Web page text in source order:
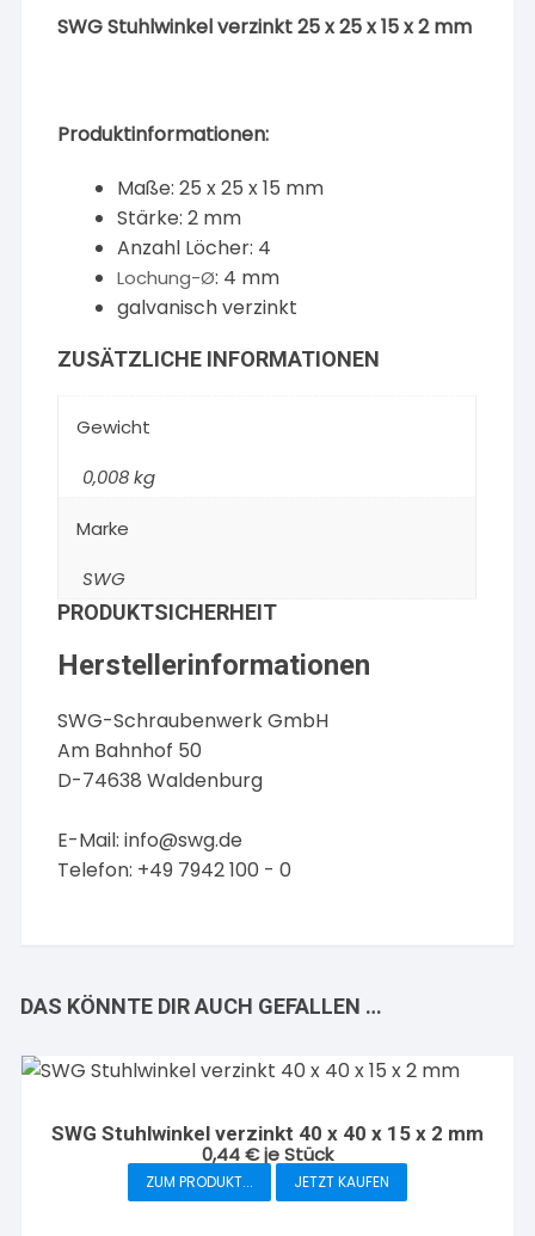
SWG Stuhlwinkel verzinkt 25 x 25 x 15 x 2 mm
Produktinformationen:
Maße: 25 x 25 x 15 mm
Stärke: 2 mm
Anzahl Löcher: 4
Lochung-Ø: 4 mm
galvanisch verzinkt
ZUSÄTZLICHE INFORMATIONEN
Gewicht
0,008 kg
Marke
SWG
PRODUKTSICHERHEIT
Herstellerinformationen
SWG-Schraubenwerk GmbH
Am Bahnhof 50
D-74638 Waldenburg
E-Mail:info@swg.de
Telefon: +49 7942 100 - 0
DAS KÖNNTE DIR AUCH GEFALLEN …
SWG Stuhlwinkel verzinkt 40 x 40 x 15 x 2 mm
0,44€je Stück
ZUM PRODUKT... JETZT KAUFEN